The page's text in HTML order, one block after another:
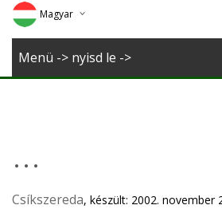
Magyar
Deutsch
Menü -> nyisd le ->
...
Csíkszereda, készült: 2002. november